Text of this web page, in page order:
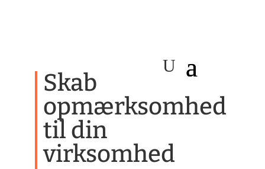
Skab
opmærksomhed
til din
virksomhed